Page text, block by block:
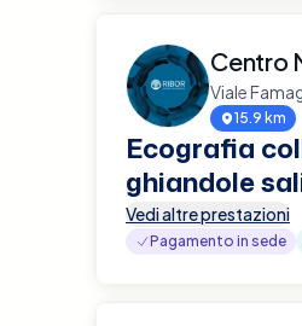
Centro
Viale
15.9 km
Ecografia
ghiandole
Vedi altre prestazioni
Pagamento in sede